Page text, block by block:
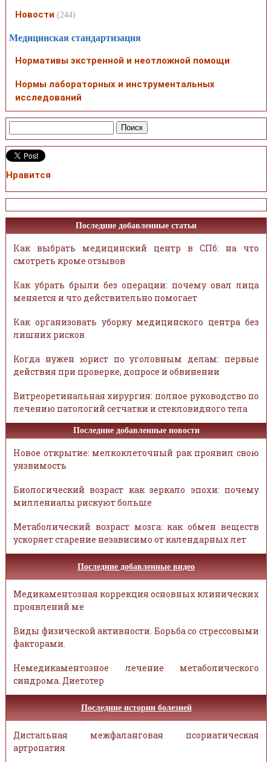
Новости (244)
Медицинская стандартизация
Нормативы экстренной и неотложной помощи
Нормы лабораторных и инструментальных
исследований
Нравится
Последние добавленные статьи
Как выбрать медицинский центр в СПб: на что
смотреть кроме отзывов
Как убрать брыли без операции: почему овал лица
меняется и что действительно помогает
Как организовать уборку медицинского центра без
лишних рисков
Когда нужен юрист по уголовным делам: первые
действия при проверке, допросе и обвинении
Витреоретинальная хирургия: полное руководство по
лечению патологий сетчатки и стекловидного тела
Последние добавленные новости
Новое открытие: мелкоклеточный рак проявил свою
уязвимость
Биологический возраст как зеркало эпохи: почему
миллениалы рискуют больше
Метаболический возраст мозга: как обмен веществ
ускоряет старение независимо от календарных лет
Последние добавленные видео
Медикаментозная коррекция основных клинических
проявлений ме
Виды физической активности. Борьба со стрессовыми
факторами.
Немедикаментозное лечение метаболического
синдрома. Диетотер
Последние истории болезней
Дистальная межфаланговая псориатическая
артропатия